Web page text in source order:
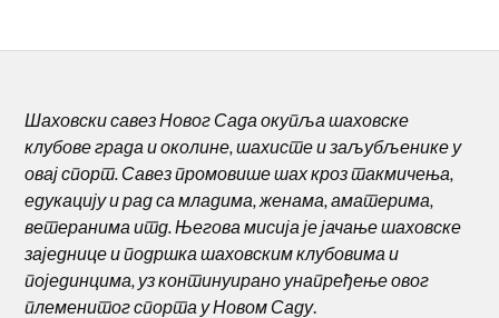
Шаховски савез Новог Сада окупља шаховске
клубове града и околине, шахисте и заљубљенике у
овај спорт. Савез промовише шах кроз такмичења,
едукацију и рад са младима, женама, аматерима,
ветеранима итд. Његова мисија је јачање шаховске
заједнице и подршка шаховским клубовима и
појединцима, уз континуирано унапређење овог
племенитог спорта у Новом Саду.